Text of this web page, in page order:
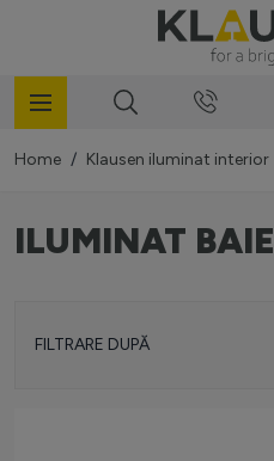
Home / Klausen iluminat interior
ILUMINAT BAIE
FILTRARE DUPĂ